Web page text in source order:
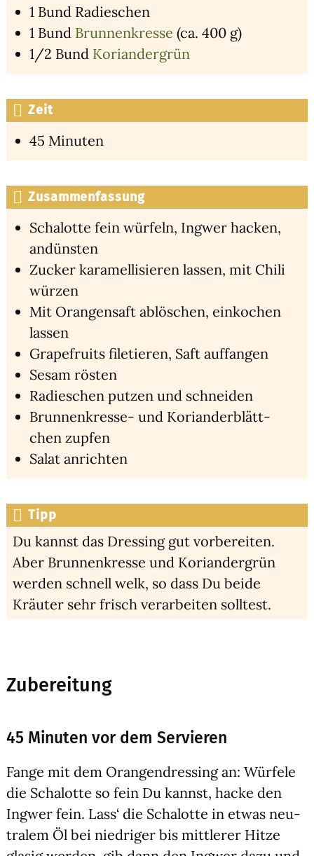
1 Bund Radies­chen
1 Bund Brun­nen­kres­se (ca. 400 g)
1/2 Bund Kori­an­der­grün
Zeit
45 Minu­ten
Zusammenfassung
Scha­lot­te fein wür­feln, Ing­wer hacken,
andüns­ten
Zucker kara­mel­li­sie­ren las­sen, mit Chi­li
wür­zen
Mit Oran­gen­saft ablö­schen, ein­ko­chen
las­sen
Grape­fruits file­tie­ren, Saft auf­fan­gen
Sesam rös­ten
Radies­chen put­zen und schnei­den
Brun­nen­kres­se- und Kori­an­der­blätt­
chen zup­fen
Salat anrich­ten
Tipp
Du kannst das Dres­sing gut vor­be­rei­ten.
Aber Brun­nen­kres­se und Kori­an­der­grün
wer­den schnell welk, so dass Du bei­de
Kräu­ter sehr frisch ver­ar­bei­ten soll­test.
Zubereitung
45 Minuten vor dem Servieren
Fan­ge mit dem Oran­gen­dres­sing an: Wür­fe­le
die Scha­lot­te so fein Du kannst, hacke den
Ing­wer fein. Lass‘ die Scha­lot­te in etwas neu­
tra­lem Öl bei nied­ri­ger bis mitt­le­rer Hit­ze